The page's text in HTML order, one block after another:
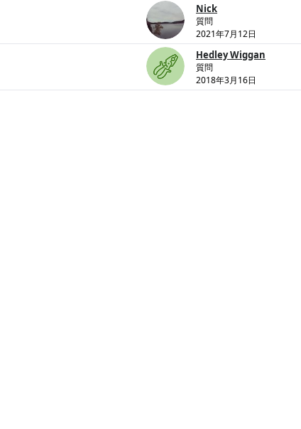
Nick
質問
2021年7月12日
Hedley Wiggan
質問
2018年3月16日